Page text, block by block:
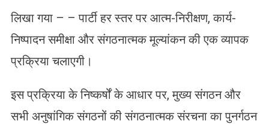
लिखा गया – – पार्टी हर स्तर पर आत्म-निरीक्षण, कार्य-
निष्पादन समीक्षा और संगठनात्मक मूल्यांकन की एक व्यापक
प्रक्रिया चलाएगी।
इस प्रक्रिया के निष्कर्षों के आधार पर, मुख्य संगठन और
सभी अनुषांगिक संगठनों की संगठनात्मक संरचना का पुनर्गठन